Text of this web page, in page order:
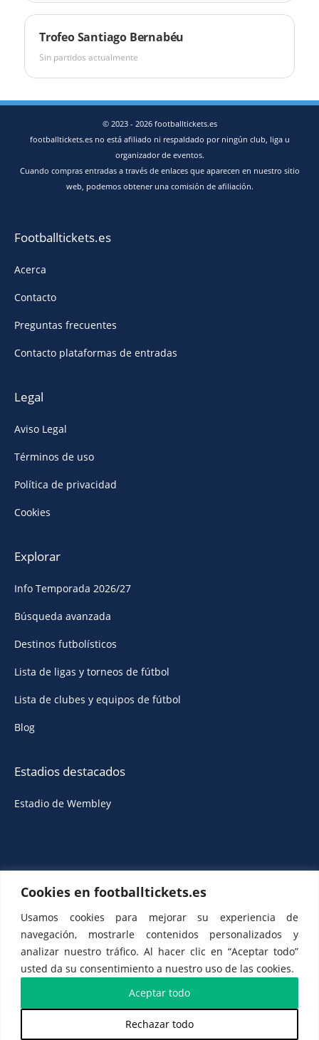
Cookies en footballtickets.es
Usamos cookies para mejorar su experiencia de
navegación, mostrarle contenidos personalizados y
analizar nuestro tráfico. Al hacer clic en “Aceptar todo”
usted da su consentimiento a nuestro uso de las cookies.
Rechazar todo
Aceptar todo
Trofeo Santiago Bernabéu
Sin partidos actualmente
© 2023 - 2026 footballtickets.es
footballtickets.es no está afiliado ni respaldado por ningún club, liga u
organizador de eventos.
Cuando compras entradas a través de enlaces que aparecen en nuestro sitio
web, podemos obtener una comisión de afiliación.
Footballtickets.es
Acerca
Contacto
Preguntas frecuentes
Contacto plataformas de entradas
Legal
Aviso Legal
Términos de uso
Política de privacidad
Cookies
Explorar
Info Temporada 2026/27
Búsqueda avanzada
Destinos futbolísticos
Lista de ligas y torneos de fútbol
Lista de clubes y equipos de fútbol
Blog
Estadios destacados
Estadio de Wembley
ETTS 365 SL, Rambla de Catalunya 38, 8, 1, Barcelona 08007, España |
CIF: ES-B43945534
𝕏